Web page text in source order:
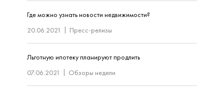
Где можно узнать новости недвижимости?
20.06.2021
Пресс-релизы
Льготную ипотеку планируют продлить
07.06.2021
Обзоры недели